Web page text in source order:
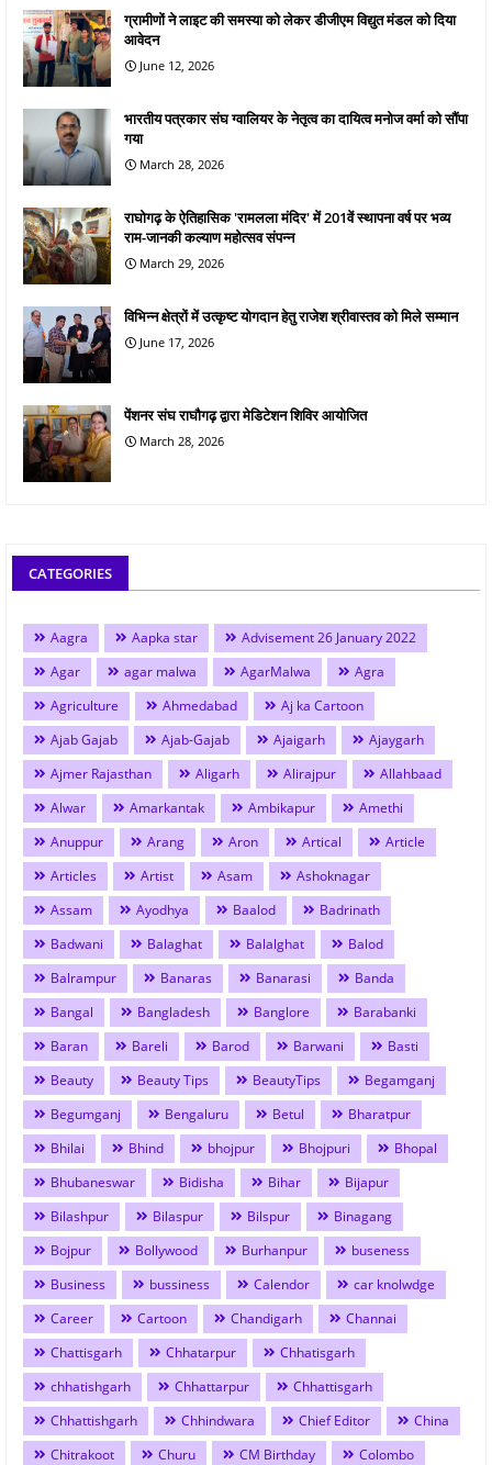
ग्रामीणों ने लाइट की समस्या को लेकर डीजीएम विद्युत मंडल को दिया
आवेदन
June 12, 2026
भारतीय पत्रकार संघ ग्वालियर के नेतृत्व का दायित्व मनोज वर्मा को सौंपा
गया
March 28, 2026
राघोगढ़ के ऐतिहासिक 'रामलला मंदिर' में 201वें स्थापना वर्ष पर भव्य
राम-जानकी कल्याण महोत्सव संपन्न
March 29, 2026
विभिन्न क्षेत्रों में उत्कृष्ट योगदान हेतु राजेश श्रीवास्तव को मिले सम्मान
June 17, 2026
पेंशनर संघ राघौगढ़ द्वारा मेडिटेशन शिविर आयोजित
March 28, 2026
CATEGORIES
Aagra Aapka star
Advisement 26 January 2022
Agar
agar malwa AgarMalwa
Agra
Agriculture
Ahmedabad
Aj ka Cartoon
Ajab Gajab
Ajab-Gajab Ajaigarh
Ajaygarh
Ajmer Rajasthan
Aligarh Alirajpur
Allahbaad
Alwar
Amarkantak Ambikapur
Amethi
Anuppur
Arang Aron Artical
Article
Articles
Artist Asam
Ashoknagar
Assam
Ayodhya Baalod
Badrinath
Badwani
Balaghat Balalghat
Balod
Balrampur
Banaras Banarasi
Banda
Bangal
Bangladesh Banglore
Barabanki
Baran
Bareli Barod Barwani
Basti
Beauty
Beauty Tips BeautyTips
Begamganj
Begumganj
Bengaluru Betul
Bharatpur
Bhilai
Bhind bhojpur Bhojpuri
Bhopal
Bhubaneswar
Bidisha Bihar
Bijapur
Bilashpur
Bilaspur Bilspur
Binagang
Bojpur
Bollywood Burhanpur
buseness
Business
bussiness Calendor
car knolwdge
Career
Cartoon Chandigarh
Channai
Chattisgarh
Chhatarpur
Chhatisgarh
chhatishgarh
Chhattarpur
Chhattisgarh
Chhattishgarh
Chhindwara Chief Editor
China
Chitrakoot
Churu CM Birthday
Colombo